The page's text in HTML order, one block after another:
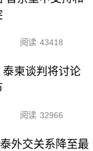
阅读 43418
柬谈判将讨论
阅读 32966
外交关系降至最